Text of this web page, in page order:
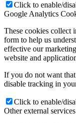
Click to enable/
Google Analytics
These cookies collect
form to help us
effective our
website and
If you do not want
disable tracking in
Click to enable/
Other external services